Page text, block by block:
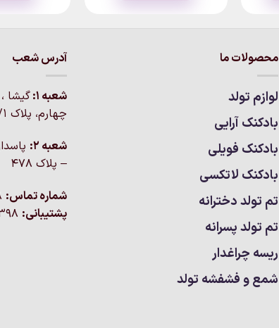
محصولات ما
لوازم تولد
بادکنک آرایی
بادکنک فویلی
بادکنک لاتکسی
تم تولد دخترانه
تم تولد پسرانه
ریسه چراغدار
شمع و فشفشه تولد
آدرس شعب
شعبه 1:
گيشا
چهارم، پلاک 619/1
شعبه 2:
– پلاک ۴۷۸
شماره تماس:
پشتیبانی: